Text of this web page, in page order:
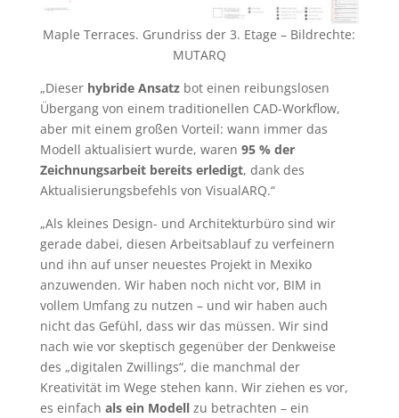
Maple Terraces. Grundriss der 3. Etage – Bildrechte:
MUTARQ
„Dieser hybride Ansatzbot einen reibungslosen
Übergang von einem traditionellen CAD-Workflow,
aber mit einem großen Vorteil: wann immer das
Modell aktualisiert wurde, waren 95 % der
Zeichnungsarbeit bereits erledigt, dank des
Aktualisierungsbefehls von VisualARQ.“
„Als kleines Design- und Architekturbüro sind wir
gerade dabei, diesen Arbeitsablauf zu verfeinern
und ihn auf unser neuestes Projekt in Mexiko
anzuwenden. Wir haben noch nicht vor, BIM in
vollem Umfang zu nutzen – und wir haben auch
nicht das Gefühl, dass wir das müssen. Wir sind
nach wie vor skeptisch gegenüber der Denkweise
des „digitalen Zwillings“, die manchmal der
Kreativität im Wege stehen kann. Wir ziehen es vor,
es einfach als ein Modellzu betrachten – ein